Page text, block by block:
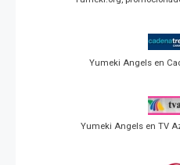
Yumeki Angels en
Yumeki Angels en TV